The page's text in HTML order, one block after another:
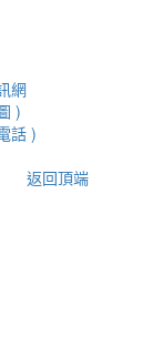
網
)
話 )
返回頂端